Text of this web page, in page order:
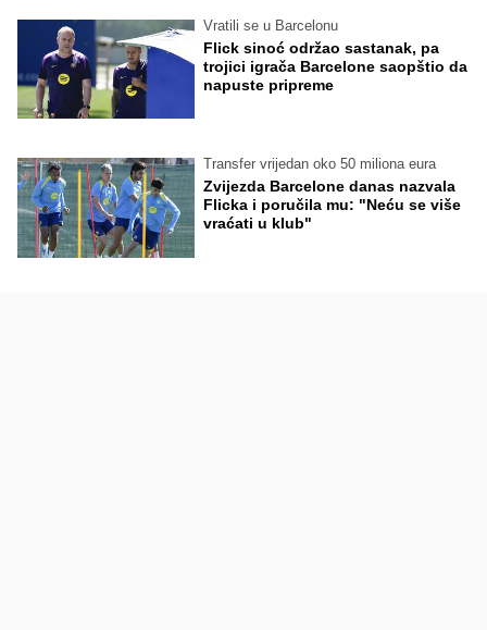
Vratili se u Barcelonu
Flick sinoć održao sastanak, pa
trojici igrača Barcelone saopštio da
napuste pripreme
Transfer vrijedan oko 50 miliona eura
Zvijezda Barcelone danas nazvala
Flicka i poručila mu: "Neću se više
vraćati u klub"